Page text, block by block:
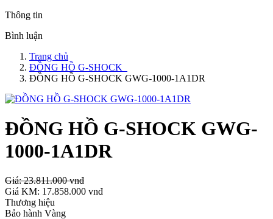
Thông tin
Bình luận
Trang chủ
ĐỒNG HỒ G-SHOCK
ĐỒNG HỒ G-SHOCK GWG-1000-1A1DR
ĐỒNG HỒ G-SHOCK GWG-
1000-1A1DR
Giá:23.811.000 vnđ
Giá KM: 17.858.000 vnđ
Thương hiệu
Bảo hành Vàng